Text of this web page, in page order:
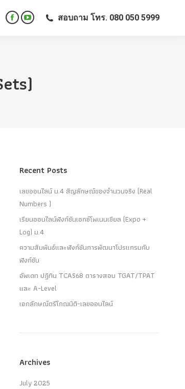
Facebook
new
window
YouTube
new
window
สอบถาม โทร. 080 050 5999
Recent Posts
เลขออนไลน์ ม.4 สัญลักษณ์ของจำนวนจริง (Real
Numbers )
เรียนออนไลน์ฟังก์ชันเอกซ์โพเนนเชียล (Expo +
Log) ม.4
ความสัมพันธ์และฟังก์ชันการพัฒนาโปรแกรมกับ
ฟังก์ชัน
อัพเดท ปฏิทิน TCAS68 ตารางสอบ TGAT/TPAT
และ A-Level
เอกลักษณ์ตรีโกณมิติ-เลขออนไลน์
Archives
July 2025
Facebook
window
YouTube
window
สอบถาม โทร. 080 050 5999